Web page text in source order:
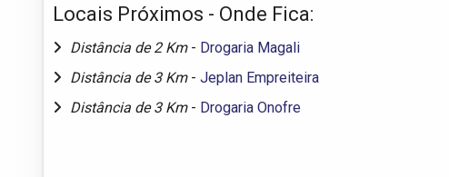
Locais Próximos - Onde Fica:
Distância de 2 Km - Drogaria Magali
Distância de 3 Km - Jeplan Empreiteira
Distância de 3 Km - Drogaria Onofre